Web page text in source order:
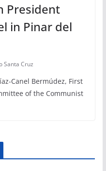
President
in Pinar del
Santa Cruz
Canel Bermúdez, First
of the Communist